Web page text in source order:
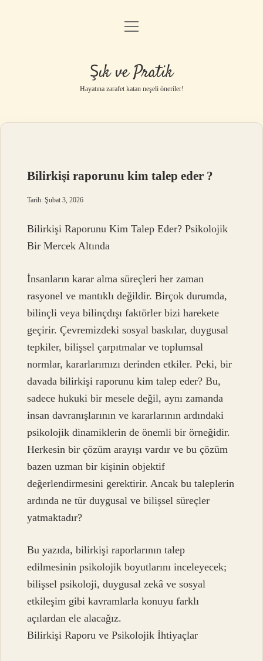
Anasayfa
Yasal Uyarı
menüyü
Şık ve Pratik
Hayatına zarafet katan neşeli öneriler!
Bilirkişi raporunu kim talep eder ?
Tarih: Şubat 3, 2026
Bilirkişi Raporunu Kim Talep Eder? Psikolojik
Bir Mercek Altında
İnsanların karar alma süreçleri her zaman
rasyonel ve mantıklı değildir. Birçok durumda,
bilinçli veya bilinçdışı faktörler bizi harekete
geçirir. Çevremizdeki sosyal baskılar, duygusal
tepkiler, bilişsel çarpıtmalar ve toplumsal
normlar, kararlarımızı derinden etkiler. Peki, bir
davada bilirkişi raporunu kim talep eder? Bu,
sadece hukuki bir mesele değil, aynı zamanda
insan davranışlarının ve kararlarının ardındaki
psikolojik dinamiklerin de önemli bir örneğidir.
Herkesin bir çözüm arayışı vardır ve bu çözüm
bazen uzman bir kişinin objektif
değerlendirmesini gerektirir. Ancak bu taleplerin
ardında ne tür duygusal ve bilişsel süreçler
yatmaktadır?
Bu yazıda, bilirkişi raporlarının talep
edilmesinin psikolojik boyutlarını inceleyecek;
bilişsel psikoloji, duygusal zekâ ve sosyal
etkileşim gibi kavramlarla konuyu farklı
açılardan ele alacağız.
Bilirkişi Raporu ve Psikolojik İhtiyaçlar